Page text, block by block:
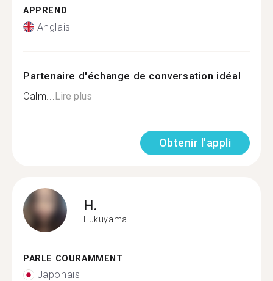
APPREND
Anglais
Partenaire d'échange de conversation idéal
Calm... Lire plus
Obtenir l'appli
H.
Fukuyama
PARLE COURAMMENT
Japonais